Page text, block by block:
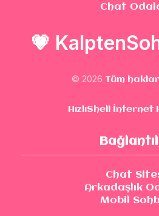
Chat
💗
© 2026 Tüm
HızlıShell İnternet
Chat
Arkadaşlık
Mobil